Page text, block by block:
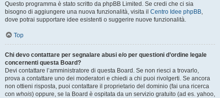
Questo programma è stato scritto da phpBB Limited. Se credi che ci sia
bisogno di aggiungere una nuova funzionalità, visita il Centro Idee phpBB,
dove potrai supportare idee esistenti o suggerire nuove funzionalità.
Top
Chi devo contattare per segnalare abusi e/o per questioni d’ordine legale
concernenti questa Board?
Devi contattare l’amministratore di questa Board. Se non riesci a trovarlo,
prova a contattare uno dei moderatori e chiedi a chi puoi rivolgerti. Se ancora
non ottieni risposta, puoi contattare il proprietario del dominio (fai una ricerca
con whois) oppure, se la Board è ospitata da un servizio gratuito (ad es. yahoo,